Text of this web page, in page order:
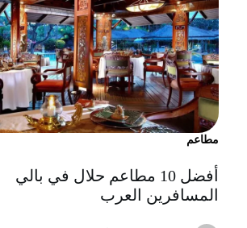
مطاعم
أفضل 10 مطاعم حلال في بالي
المسافرين العرب